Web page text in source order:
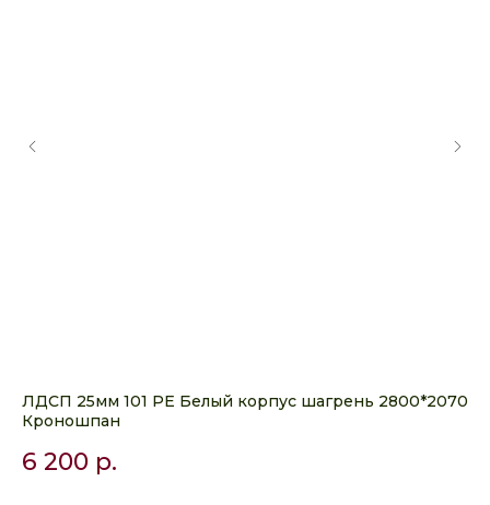
ЛДСП 25мм 101 PE Белый корпус шагрень 2800*2070
Кроношпан
6 200 р.